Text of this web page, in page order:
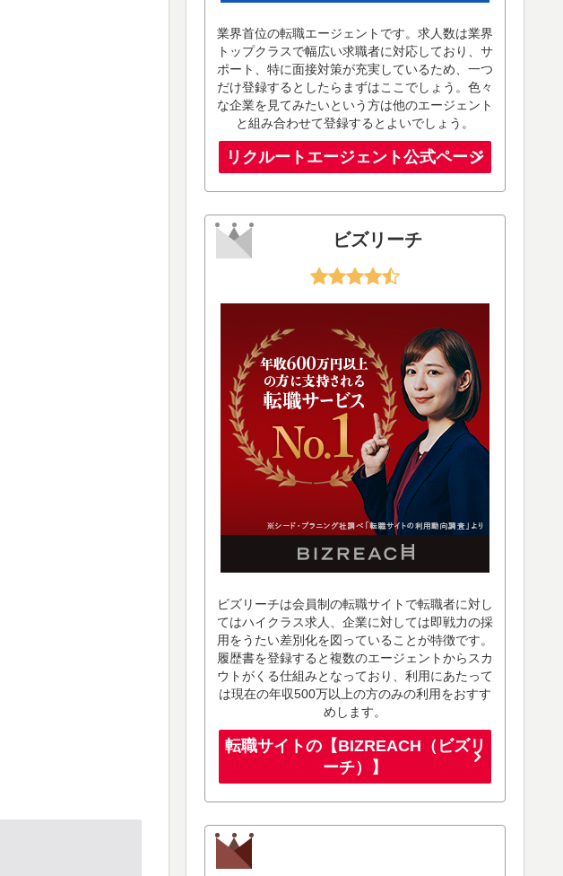
業界首位の転職エージェントです。求人数は業界
トップクラスで幅広い求職者に対応しており、サ
ポート、特に面接対策が充実しているため、一つ
だけ登録するとしたらまずはここでしょう。色々
な企業を見てみたいという方は他のエージェント
と組み合わせて登録するとよいでしょう。
リクルートエージェント公式ページ
ビズリーチ
ビズリーチは会員制の転職サイトで転職者に対し
てはハイクラス求人、企業に対しては即戦力の採
用をうたい差別化を図っていることが特徴です。
履歴書を登録すると複数のエージェントからスカ
ウトがくる仕組みとなっており、利用にあたって
は現在の年収500万以上の方のみの利用をおすす
めします。
転職サイトの【BIZREACH（ビズリ
ーチ）】